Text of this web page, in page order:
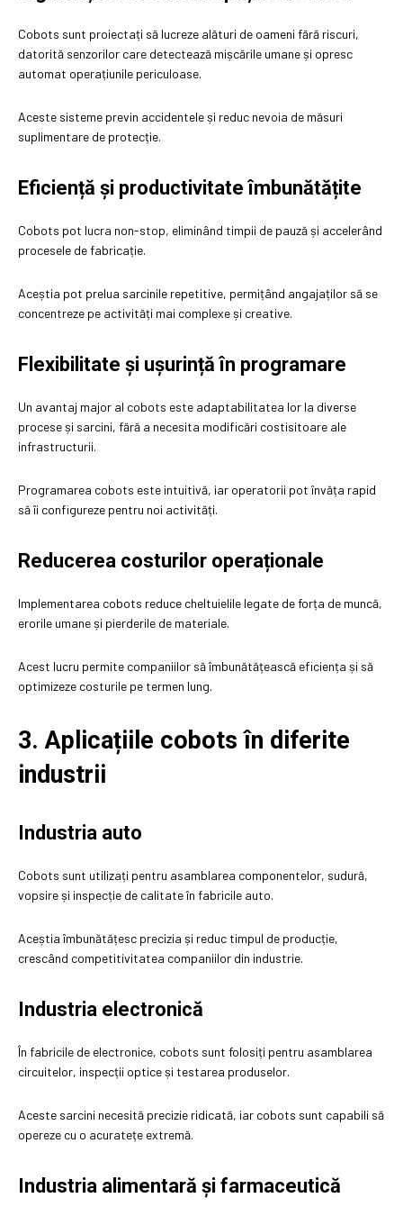
Cobots sunt proiectați să lucreze alături de oameni fără riscuri,
datorită senzorilor care detectează mișcările umane și opresc
automat operațiunile periculoase.
Aceste sisteme previn accidentele și reduc nevoia de măsuri
suplimentare de protecție.
Eficiență și productivitate îmbunătățite
Cobots pot lucra non-stop, eliminând timpii de pauză și accelerând
procesele de fabricație.
Aceștia pot prelua sarcinile repetitive, permițând angajaților să se
concentreze pe activități mai complexe și creative.
Flexibilitate și ușurință în programare
Un avantaj major al cobots este adaptabilitatea lor la diverse
procese și sarcini, fără a necesita modificări costisitoare ale
infrastructurii.
Programarea cobots este intuitivă, iar operatorii pot învăța rapid
să îi configureze pentru noi activități.
Reducerea costurilor operaționale
Implementarea cobots reduce cheltuielile legate de forța de muncă,
erorile umane și pierderile de materiale.
Acest lucru permite companiilor să îmbunătățească eficiența și să
optimizeze costurile pe termen lung.
3. Aplicațiile cobots în diferite
industrii
Industria auto
Cobots sunt utilizați pentru asamblarea componentelor, sudură,
vopsire și inspecție de calitate în fabricile auto.
Aceștia îmbunătățesc precizia și reduc timpul de producție,
crescând competitivitatea companiilor din industrie.
Industria electronică
În fabricile de electronice, cobots sunt folosiți pentru asamblarea
circuitelor, inspecții optice și testarea produselor.
Aceste sarcini necesită precizie ridicată, iar cobots sunt capabili să
opereze cu o acuratețe extremă.
Industria alimentară și farmaceutică